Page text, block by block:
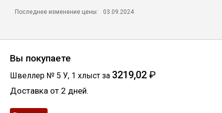
Проволока
Остальное
Последнее изменение цены: 03.09.2024
Вы покупаете
Швеллер № 5 У, 1 хлыст за 3219,02 ₽
Доставка от 2 дней.